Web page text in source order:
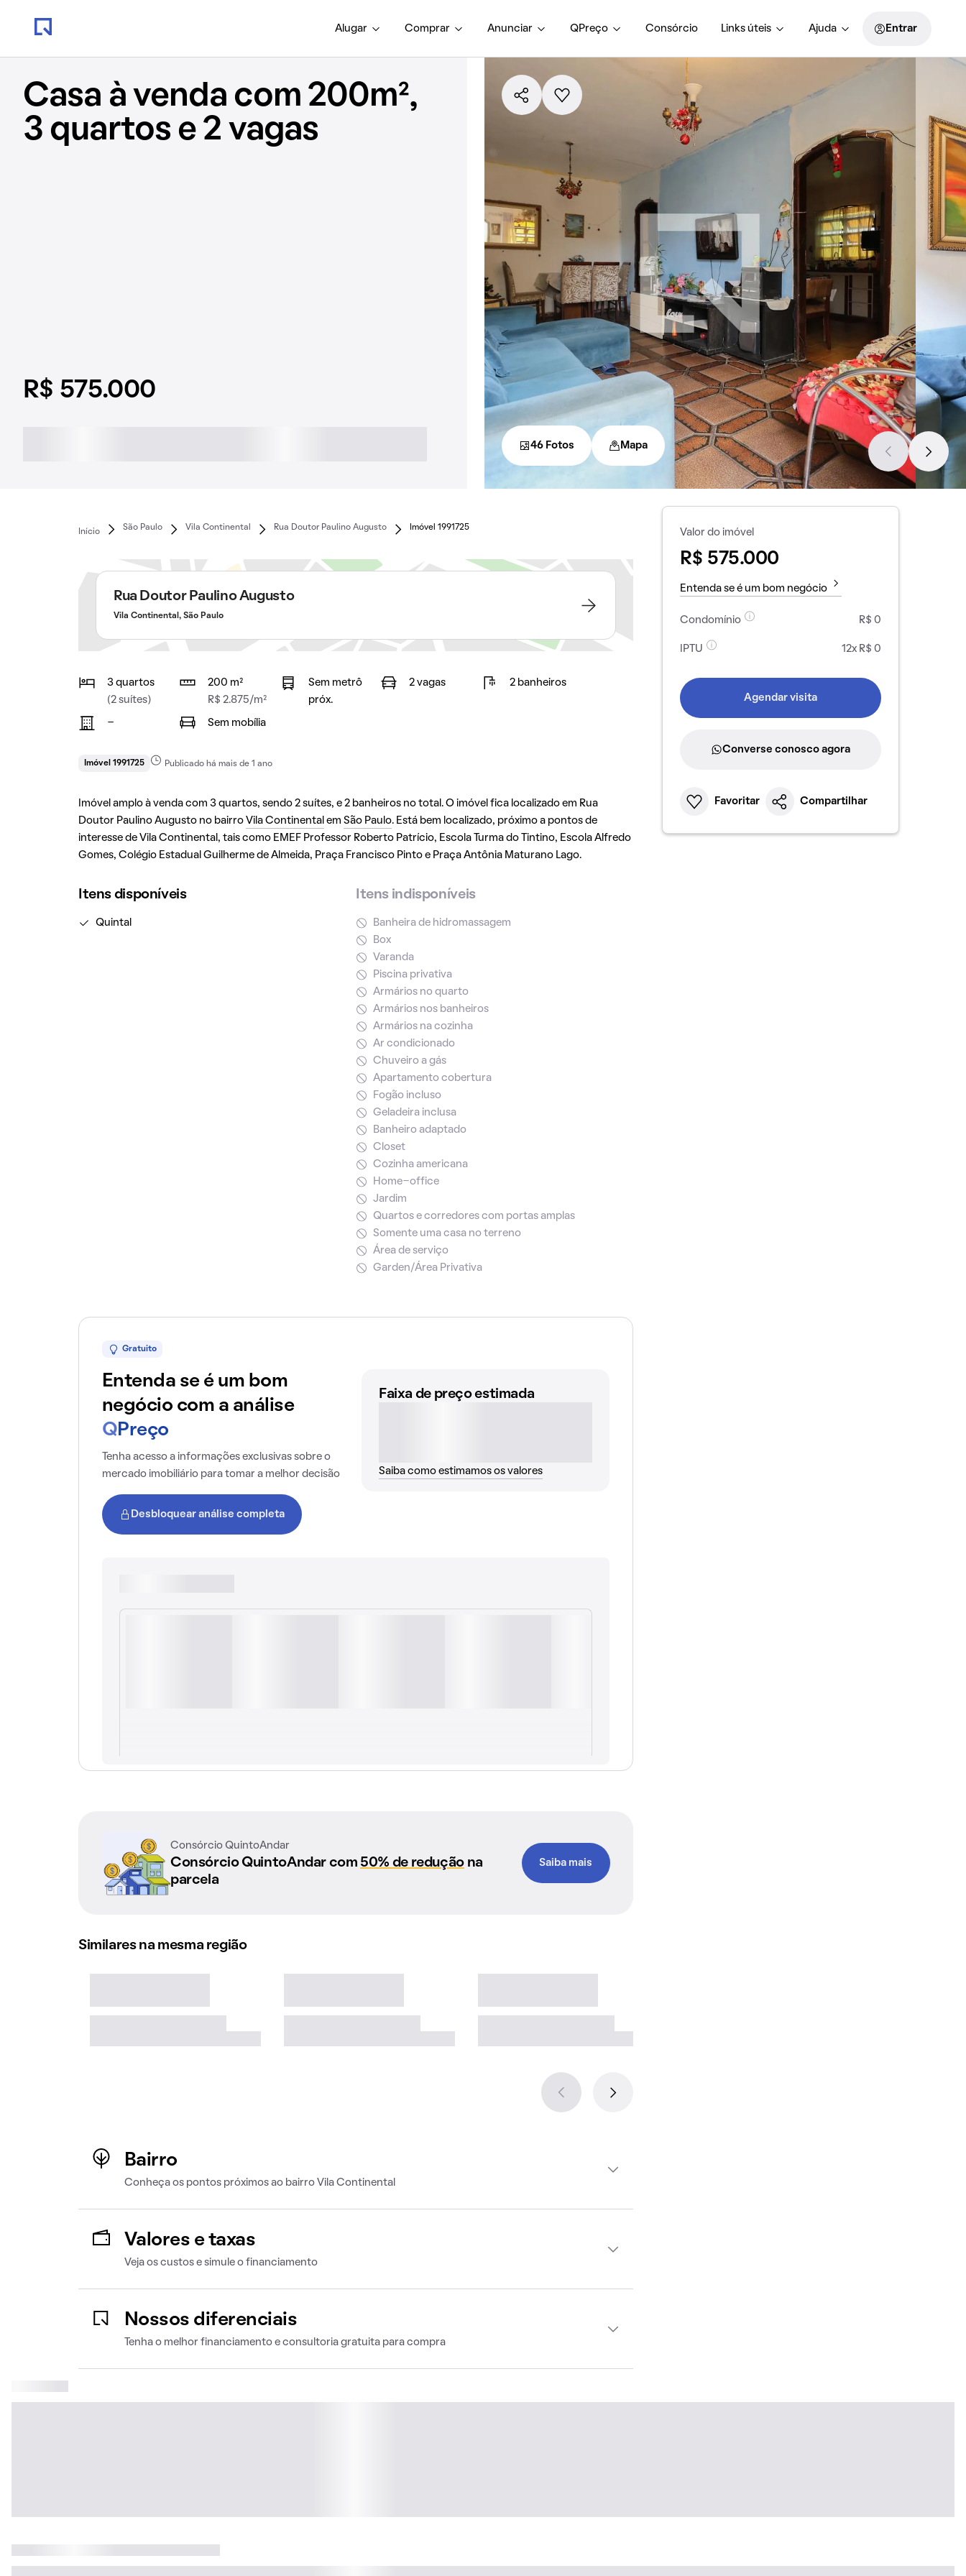
Alugar Comprar Anunciar QPreço Consórcio Links úteis Ajuda Entrar
Casa à venda com 200m²,
3 quartos e 2 vagas
R$ 575.000
46 Fotos Mapa
Início
São Paulo Vila Continental Rua Doutor Paulino Augusto Imóvel 1991725
Rua Doutor Paulino Augusto
Vila Continental, São Paulo
3 quartos
(2 suítes)
200 m²
R$ 2.875/m²
Sem metrô
próx.
2 vagas 2 banheiros
- Sem mobília
Imóvel 1991725 Publicado há mais de 1 ano
Imóvel amplo à venda com 3 quartos, sendo 2 suítes, e 2 banheiros no total. O imóvel fica localizado em Rua
Doutor Paulino Augusto no bairro Vila Continental em São Paulo. Está bem localizado, próximo a pontos de
interesse de Vila Continental, tais como EMEF Professor Roberto Patrício, Escola Turma do Tintino, Escola Alfredo
Gomes, Colégio Estadual Guilherme de Almeida, Praça Francisco Pinto e Praça Antônia Maturano Lago.
Itens disponíveis
Quintal
Itens indisponíveis
Banheira de hidromassagem
Box
Varanda
Piscina privativa
Armários no quarto
Armários nos banheiros
Armários na cozinha
Ar condicionado
Chuveiro a gás
Apartamento cobertura
Fogão incluso
Geladeira inclusa
Banheiro adaptado
Closet
Cozinha americana
Home-office
Jardim
Quartos e corredores com portas amplas
Somente uma casa no terreno
Área de serviço
Garden/Área Privativa
Gratuito
Entenda se é um bom
negócio com a análise
Q Preço
Tenha acesso a informações exclusivas sobre o
mercado imobiliário para tomar a melhor decisão
Desbloquear análise completa
Faixa de preço estimada
Saiba como estimamos os valores
Consórcio QuintoAndar
Consórcio QuintoAndar com 50% de reduçãona
parcela
Saiba mais
Similares na mesma região
Bairro
Conheça os pontos próximos ao bairro Vila Continental
Valores e taxas
Veja os custos e simule o financiamento
Nossos diferenciais
Tenha o melhor financiamento e consultoria gratuita para compra
Valor do imóvel
R$ 575.000
Entenda se é um bom negócio
Condomínio R$ 0
IPTU 12x R$ 0
Agendar visita
Converse conosco agora
Favoritar Compartilhar